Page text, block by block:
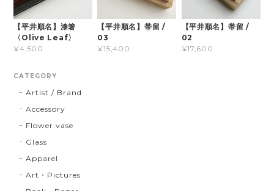
【平井順名】漆箸
〈Olive Leaf〉
¥4,500
【平井順名】帯留 /
03
¥15,400
【平井順名】帯留 /
02
¥17,600
CATEGORY
Artist / Brand
Accessory
Flower vase
Glass
Apparel
Art・Pictures